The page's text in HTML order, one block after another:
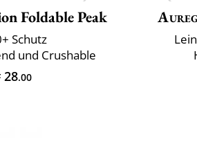
Foldable Peak
Schutz
und Crushable
28.00